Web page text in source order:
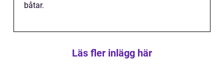
båtar.
Läs fler inlägg här